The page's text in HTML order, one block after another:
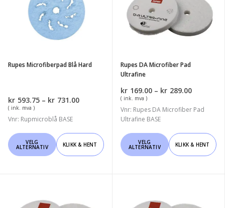
Rupes Microfiberpad Blå Hard
kr 593.75 – kr 731.00Prisområde:
( ink. mva )
Vnr: Rupmicroblå BASE
VELG
ALTERNATIV
Dette
produktet
Alternativene
KLIKK & HENT
Microfiber
Pad
Ultrafine
Rupes DA Microfiber Pad
Ultrafine
kr 169.00 – kr 289.00
til
( ink. mva )
Vnr: Rupes DA Microfiber Pad
Ultrafine BASE
VELG
ALTERNATIV
Dette
produktet
Alternativene
KLIKK & HENT